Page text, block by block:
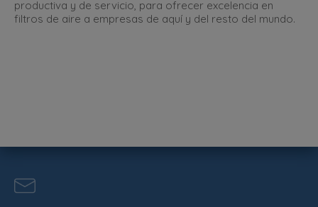
productiva y de servicio, para ofrecer excelencia en
filtros de aire a empresas de aquí y del resto del mundo.